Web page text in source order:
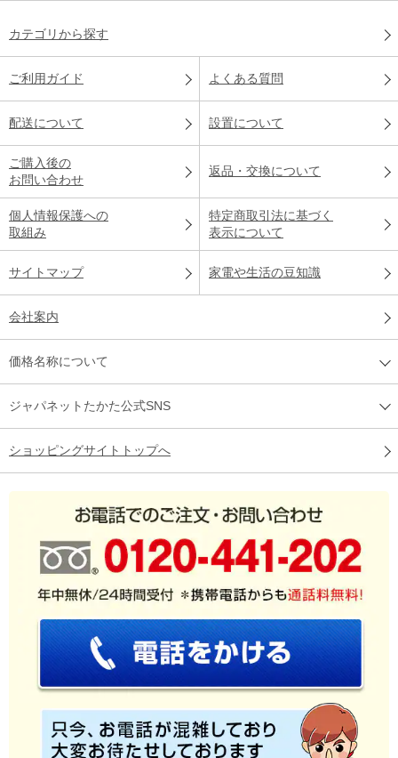
カテゴリから探す
ご利用ガイド よくある質問
配送について 設置について
ご購入後の
お問い合わせ
返品・交換について
個人情報保護への
取組み
特定商取引法に基づく
表示について
サイトマップ 家電や生活の豆知識
会社案内
価格名称について
ジャパネットたかた公式SNS
ショッピングサイトトップへ